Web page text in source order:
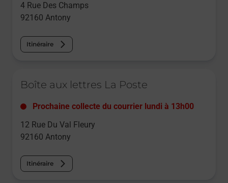
4 Rue Des Champs
92160 Antony
Itinéraire
Boîte aux lettres La Poste
Prochaine collecte du courrier lundi à 13h00
12 Rue Du Val Fleury
92160 Antony
Itinéraire